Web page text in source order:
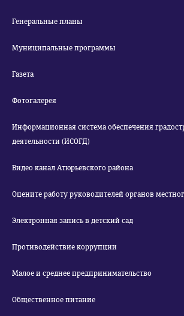
Генеральные планы
Муниципальные программы
Газета
Фотогалерея
Информационная система обеспечения
деятельности (ИСОГД)
Видео канал Атюрьевского района
Оцените работу руководителей органов
Электронная запись в детский сад
Противодействие коррупции
Малое и среднее предпринимательство
Общественное питание